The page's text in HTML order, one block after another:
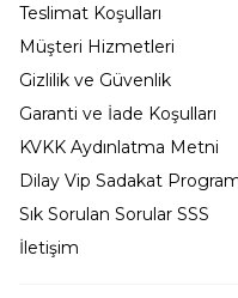
Teslimat Koşulları
Müşteri Hizmetleri
Gizlilik ve Güvenlik
Garanti ve İade Koşulları
KVKK Aydınlatma Metni
Dilay Vip Sadakat
Sık Sorulan Sorular SSS
İletişim